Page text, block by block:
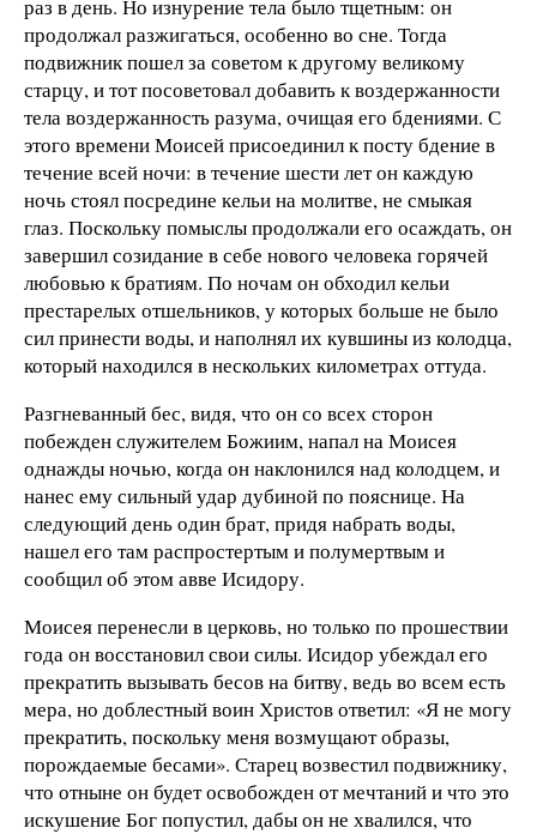
раз в день. Но изнурение тела было тщетным: он
продолжал разжигаться, особенно во сне. Тогда
подвижник пошел за советом к другому великому
старцу, и тот посоветовал добавить к воздержанности
тела воздержанность разума, очищая его бдениями. С
этого времени Моисей присоединил к посту бдение в
течение всей ночи: в течение шести лет он каждую
ночь стоял посредине кельи на молитве, не смыкая
глаз. Поскольку помыслы продолжали его осаждать, он
завершил созидание в себе нового человека горячей
любовью к братиям. По ночам он обходил кельи
престарелых отшельников, у которых больше не было
сил принести воды, и наполнял их кувшины из колодца,
который находился в нескольких километрах оттуда.
Разгневанный бес, видя, что он со всех сторон
побежден служителем Божиим, напал на Моисея
однажды ночью, когда он наклонился над колодцем, и
нанес ему сильный удар дубиной по пояснице. На
следующий день один брат, придя набрать воды,
нашел его там распростертым и полумертвым и
сообщил об этом авве Исидору.
Моисея перенесли в церковь, но только по прошествии
года он восстановил свои силы. Исидор убеждал его
прекратить вызывать бесов на битву, ведь во всем есть
мера, но доблестный воин Христов ответил: «Я не могу
прекратить, поскольку меня возмущают образы,
порождаемые бесами». Старец возвестил подвижнику,
что отныне он будет освобожден от мечтаний и что это
искушение Бог попустил, дабы он не хвалился, что